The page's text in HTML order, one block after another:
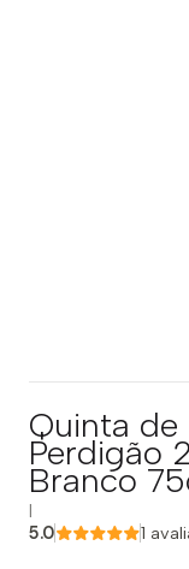
Quinta de
Perdigão
Branco
5.0 1